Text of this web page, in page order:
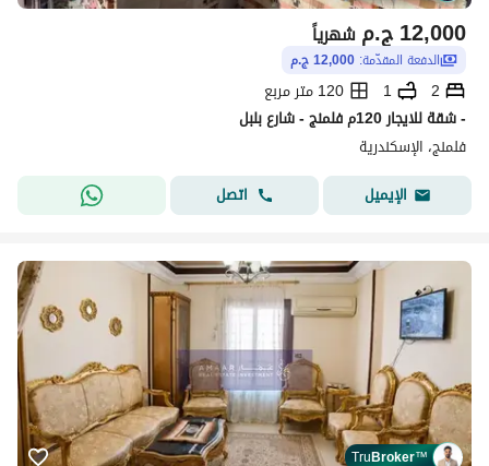
ج.م12,000 شهرياً
الدفعة المقدّمة: 12,000 ج.م
2
1
120 متر مربع
- شقة للايجار 120م فلمنج - شارع بلبل
فلمنج، الإسكندرية
الإيميل
اتصل
TruBroker™